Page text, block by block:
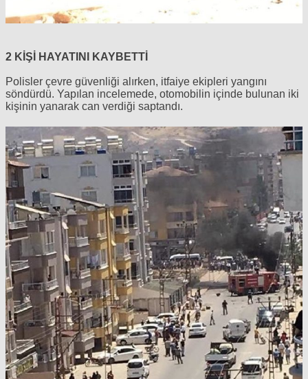
2 KİŞİ HAYATINI KAYBETTİ
Polisler çevre güvenliği alırken, itfaiye ekipleri yangını
söndürdü. Yapılan incelemede, otomobilin içinde bulunan iki
kişinin yanarak can verdiği saptandı.